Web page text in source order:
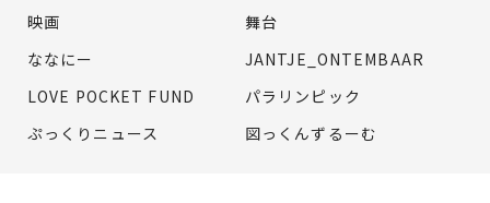
DISCOGRAPHY
CHIZUSHOP
映画
舞台
ななにー
JANTJE_ONTEMBAAR
LOVE POCKET FUND
パラリンピック
ぷっくりニュース
図っくんずるーむ